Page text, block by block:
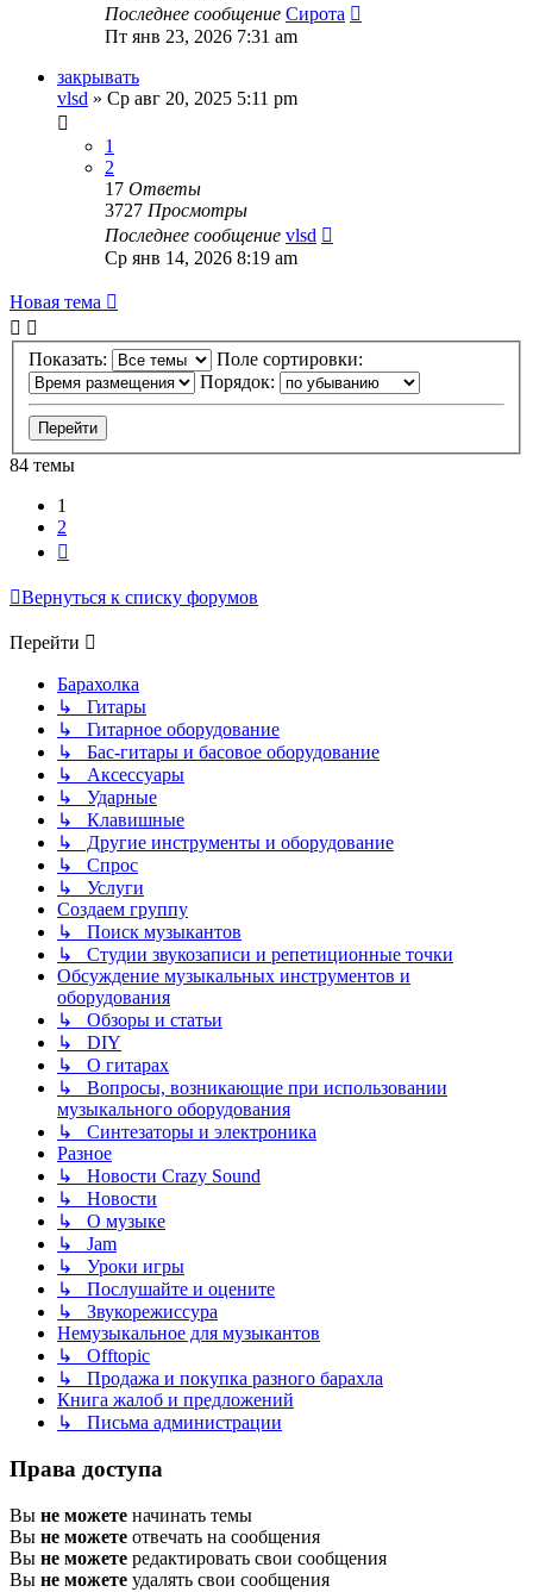
Последнее сообщение Сирота
Пт янв 23, 2026 7:31 am
закрывать
vlsd » Ср авг 20, 2025 5:11 pm
1
2
17 Ответы
3727 Просмотры
Последнее сообщение vlsd
Ср янв 14, 2026 8:19 am
Новая тема
Показать:
Поле сортировки:
Порядок:
84 темы
1
2
Вернуться к списку форумов
Перейти
Барахолка
↳ Гитары
↳ Гитарное оборудование
↳ Бас-гитары и басовое оборудование
↳ Аксессуары
↳ Ударные
↳ Клавишные
↳ Другие инструменты и оборудование
↳ Спрос
↳ Услуги
Создаем группу
↳ Поиск музыкантов
↳ Студии звукозаписи и репетиционные точки
Обсуждение музыкальных инструментов и
оборудования
↳ Обзоры и статьи
↳ DIY
↳ О гитарах
↳ Вопросы, возникающие при использовании
музыкального оборудования
↳ Синтезаторы и электроника
Разное
↳ Новости Crazy Sound
↳ Новости
↳ О музыке
↳ Jam
↳ Уроки игры
↳ Послушайте и оцените
↳ Звукорежиссура
Немузыкальное для музыкантов
↳ Offtopic
↳ Продажа и покупка разного барахла
Книга жалоб и предложений
↳ Письма администрации
Права доступа
Вы не можете начинать темы
Вы не можете отвечать на сообщения
Вы не можете редактировать свои сообщения
Вы не можете удалять свои сообщения